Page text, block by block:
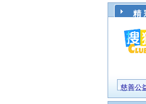
精
慈善公